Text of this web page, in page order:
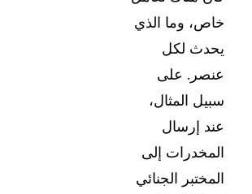
خاص، وما الذي
يحدث لكل
عنصر. على
سبيل المثال،
عند إرسال
المخدرات إلى
المختبر الجنائي